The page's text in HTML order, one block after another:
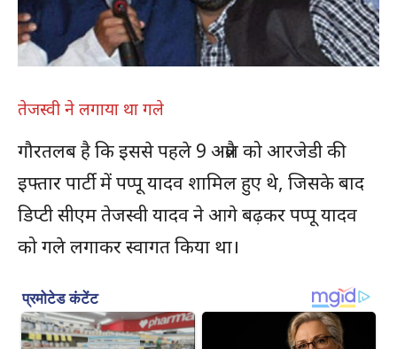
तेजस्वी ने लगाया था गले
गौरतलब है कि इससे पहले 9 अप्रैल को आरजेडी की
इफ्तार पार्टी में पप्पू यादव शामिल हुए थे, जिसके बाद
डिप्टी सीएम तेजस्वी यादव ने आगे बढ़कर पप्पू यादव
को गले लगाकर स्वागत किया था।